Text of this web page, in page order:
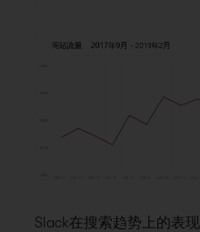
Slack在搜索趋势上的表